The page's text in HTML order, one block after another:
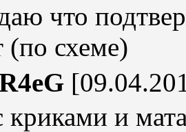
что
(по схеме)
и